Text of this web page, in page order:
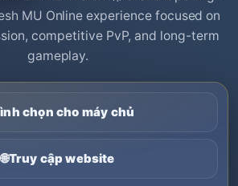
MU Online experience focused on
competitive PvP, and long-term
gameplay.
chọn cho máy chủ
🌐Truy cập website